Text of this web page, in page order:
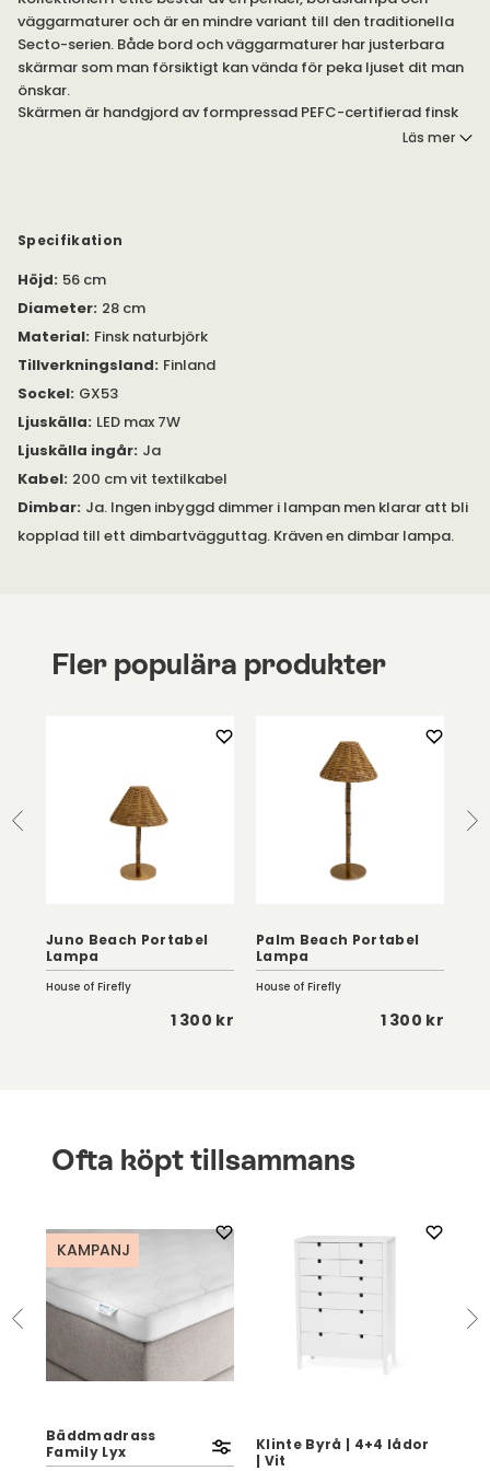
väggarmaturer och är en mindre variant till den traditionella
Secto-serien. Både bord och väggarmaturer har justerbara
skärmar som man försiktigt kan vända för peka ljuset dit man
önskar.
Skärmen är handgjord av formpressad PEFC-certifierad finsk
björk-lameller i Finland av skickliga finsnickare. Vit och svart
arkitekten Seppo Koho.
Observeraatt användandet av lampor av typen halogen,
spegel eller 12 V i Secto lamporna är förbjuden pga risk för
och skärmen för att tillåta luft att cirkulera runt lampan.
Läs mer
Specifikation
Höjd: 56 cm
Diameter: 28 cm
Material: Finsk naturbjörk
Tillverkningsland: Finland
Sockel: GX53
Ljuskälla: LED max 7W
Ljuskälla ingår: Ja
Kabel: 200 cm vit textilkabel
Dimbar: Ja. Ingen inbyggd dimmer i lampan men klarar att bli
kopplad till ett dimbartvägguttag. Kräven en dimbar lampa.
Fler populära produkter
Juno Beach Portabel
Lampa
House of Firefly
1 300 kr
Palm Beach Portabel
Lampa
House of Firefly
1 300 kr
Ofta köpt tillsammans
KAMPANJ
Bäddmadrass
Family Lyx
Klinte Byrå | 4+4 lådor
| Vit